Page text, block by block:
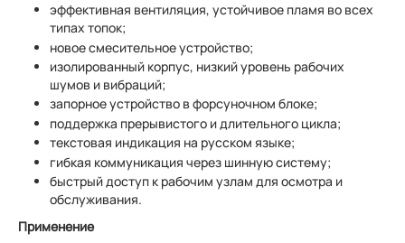
эффективная вентиляция, устойчивое пламя во всех
типах топок;
новое смесительное устройство;
изолированный корпус, низкий уровень рабочих
шумов и вибраций;
запорное устройство в форсуночном блоке;
поддержка прерывистого и длительного цикла;
текстовая индикация на русском языке;
гибкая коммуникация через шинную систему;
быстрый доступ к рабочим узлам для осмотра и
обслуживания.
Применение